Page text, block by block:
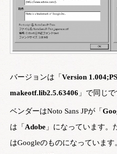
バージョンは「 Version
makeotf.lib2.5.63406 」で同じで
ベンダーはNoto Sans JPが「
は「 Adobe 」になっています。
はGoogleのものになっていま